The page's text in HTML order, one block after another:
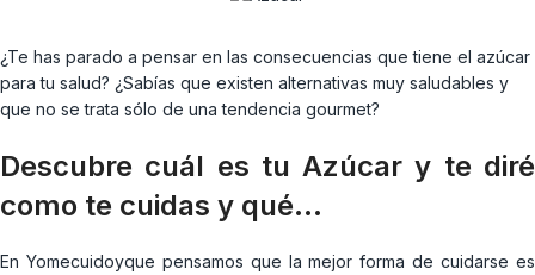
¿Te has parado a pensar en las consecuencias que tiene el azúcar
para tu salud? ¿Sabías que existen alternativas muy saludables y
que no se trata sólo de una tendencia gourmet?
Descubre cuál es tu Azúcar y te diré
como te cuidas y qué…
En Yomecuidoyque pensamos que la mejor forma de cuidarse es